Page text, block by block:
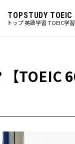
TOP
トップ
STUDY
英語学習
TOEIC
TOEIC学習
TOEIC